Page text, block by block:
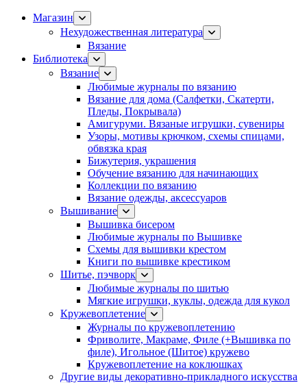
Магазин
Нехудожественная литература
Вязание
Библиотека
Вязание
Любимые журналы по вязанию
Вязание для дома (Салфетки, Скатерти,
Пледы, Покрывала)
Амигуруми. Вязаные игрушки, сувениры
Узоры, мотивы крючком, схемы спицами,
обвязка края
Бижутерия, украшения
Обучение вязанию для начинающих
Коллекции по вязанию
Вязание одежды, аксессуаров
Вышивание
Вышивка бисером
Любимые журналы по Вышивке
Схемы для вышивки крестом
Книги по вышивке крестиком
Шитье, пэчворк
Любимые журналы по шитью
Мягкие игрушки, куклы, одежда для кукол
Кружевоплетение
Журналы по кружевоплетению
Фриволите, Макраме, Филе (+Вышивка по
филе), Игольное (Шитое) кружево
Кружевоплетение на коклюшках
Другие виды декоративно-прикладного искусства